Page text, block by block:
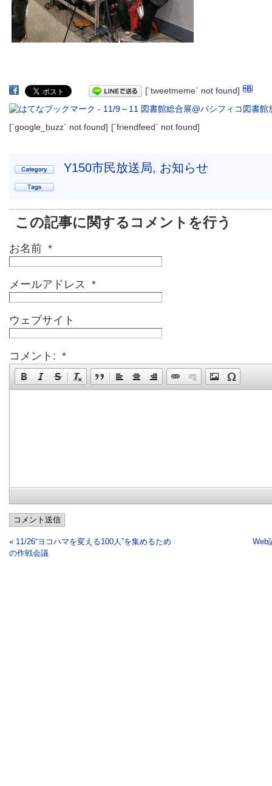
[`tweetmeme` not found]
[`google_buzz` not found] [`friendfeed` not found]
Y150市民放送局, お知らせ
この記事に関するコメントを行う
お名前 *
メールアドレス *
ウェブサイト
コメント: *
コメント送信
« 11/26“ヨコハマを変える100人”を集めるため
の作戦会議
Web